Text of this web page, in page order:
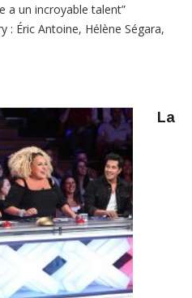
a un incroyable talent”
: Éric Antoine, Hélène Ségara,
La